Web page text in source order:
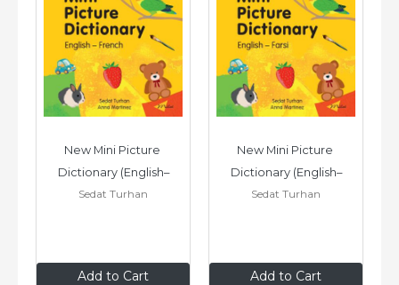
Add to Cart
New Mini Picture
Dictionary (English–
French)
Sedat Turhan
$9.99 Add to Cart
New Mini Picture
Dictionary (English–
Farsi)
Sedat Turhan
$9.99